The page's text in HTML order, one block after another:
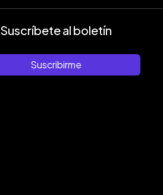
Suscríbete al boletín
Suscribirme